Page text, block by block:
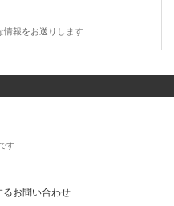
情報をお送りします
す
るお問い合わせ